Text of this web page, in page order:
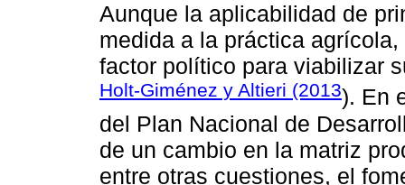
Aunque la aplicabilidad de
medida a la práctica
factor político para viabilizar
Holt-Giménez y Altieri (2013). En
del Plan Nacional de
de un cambio en la matriz
entre otras cuestiones, el